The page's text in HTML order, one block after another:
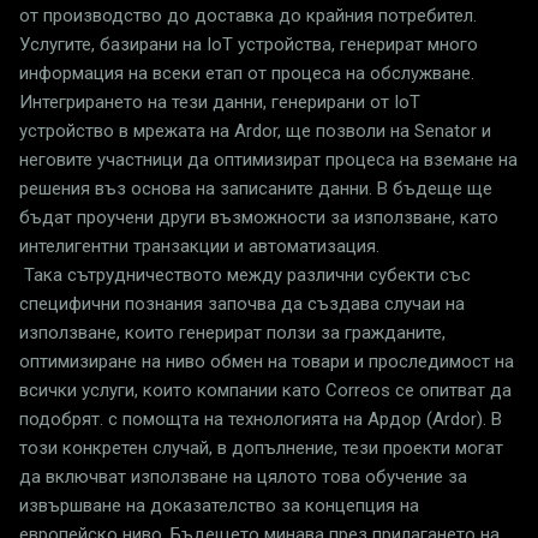
от производство до доставка до крайния потребител.
Услугите, базирани на IoT устройства, генерират много
информация на всеки етап от процеса на обслужване.
Интегрирането на тези данни, генерирани от IoT
устройство в мрежата на Ardor, ще позволи на Senator и
неговите участници да оптимизират процеса на вземане на
решения въз основа на записаните данни. В бъдеще ще
бъдат проучени други възможности за използване, като
интелигентни транзакции и автоматизация.
Така сътрудничеството между различни субекти със
специфични познания започва да създава случаи на
използване, които генерират ползи за гражданите,
оптимизиране на ниво обмен на товари и проследимост на
всички услуги, които компании като Correos се опитват да
подобрят. с помощта на технологията на Ардор (Ardor). В
този конкретен случай, в допълнение, тези проекти могат
да включват използване на цялото това обучение за
извършване на доказателство за концепция на